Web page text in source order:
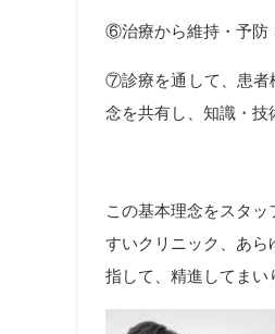
⑥治療から維持・予防
⑦診療を通して、患者
念を共有し、知識・技
この基本理念をスタ
すいクリニック、あら
指して、精進してまい